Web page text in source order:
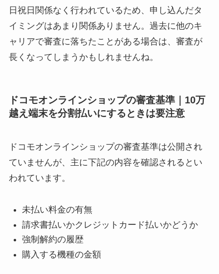
日祝日関係なく行われているため、申し込んだタ
イミングはあまり関係ありません。過去に他のキ
ャリアで審査に落ちたことがある場合は、審査が
長くなってしまうかもしれませんね。
ドコモオンラインショップの審査基準｜10万
越え端末を分割払いにするときは要注意
ドコモオンラインショップの審査基準は公開され
ていませんが、主に下記の内容を確認されるとい
われています。
未払い料金の有無
請求書払いかクレジットカード払いかどうか
強制解約の履歴
購入する機種の金額